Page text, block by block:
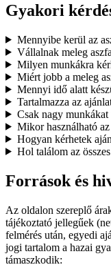
Gyakori
Mennyibe kerül az
Vállalnak meleg
Milyen munkákra
Miért jobb a meleg
Mennyi idő alatt
Tartalmazza az
Csak nagy
Mikor használható
Hogyan kérhetek
Hol találom az
Források és
Az oldalon szereplő
tájékoztató jellegűek
felmérés után, egyedi
jogi tartalom a hazai
támaszkodik: